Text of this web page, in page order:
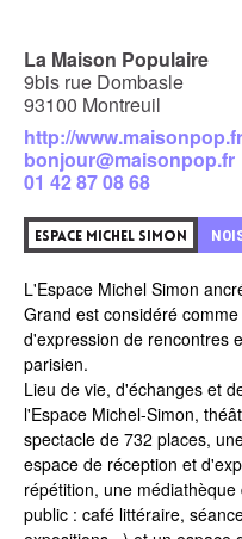
La Maison Populaire
9bis rue Dombasle
93100 Montreuil
http://www.maisonpop.fr
bonjour@maisonpop.fr
01 42 87 08 68
ESPACE MICHEL SIMON
L'Espace Michel Simon
Grand est considéré
d'expression de rencontres
parisien.
Lieu de vie, d'échanges et
l'Espace Michel-Simon,
spectacle de 732 places,
espace de réception et
répétition, une médiathèque
public : café littéraire,